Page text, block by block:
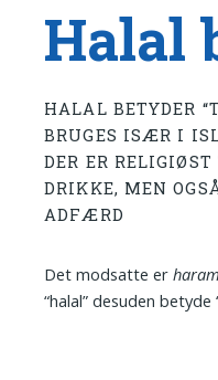
Halal
HALAL BETYDER
BRUGES ISÆR I
DER ER
DRIKKE, MEN
ADFÆRD
Det modsatte erharam
“halal” desuden betyde